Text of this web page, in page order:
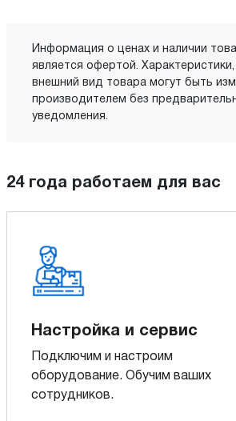
Информация о ценах и наличии
является офертой.
внешний вид товара могут быть
производителем без
уведомления.
24 года работаем для вас
Настройка и сервис
Подключим и настроим
оборудование. Обучим ваших
сотрудников.